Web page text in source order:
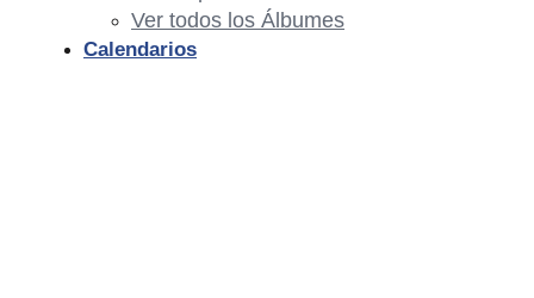
Ver todos los Álbumes
Calendarios